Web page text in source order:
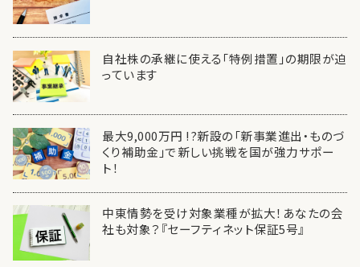
自社株の承継に使える「特例措置」の期限が迫
っています
最大9,000万円 !?新設の「新事業進出・ものづ
くり補助金」で新しい挑戦を国が強力サポー
ト！
中東情勢を受け対象業種が拡大！あなたの会
社も対象？『セーフティネット保証5号』